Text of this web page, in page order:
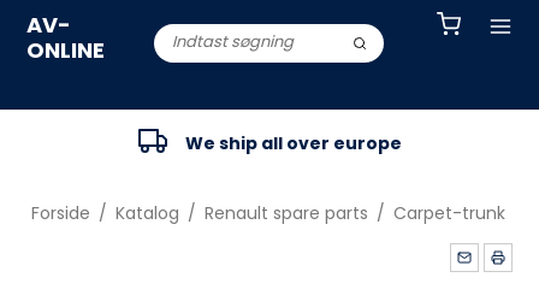
AV-
ONLINE
We ship all over europe
Forside / Katalog / Renault spare parts / Carpet-trunk